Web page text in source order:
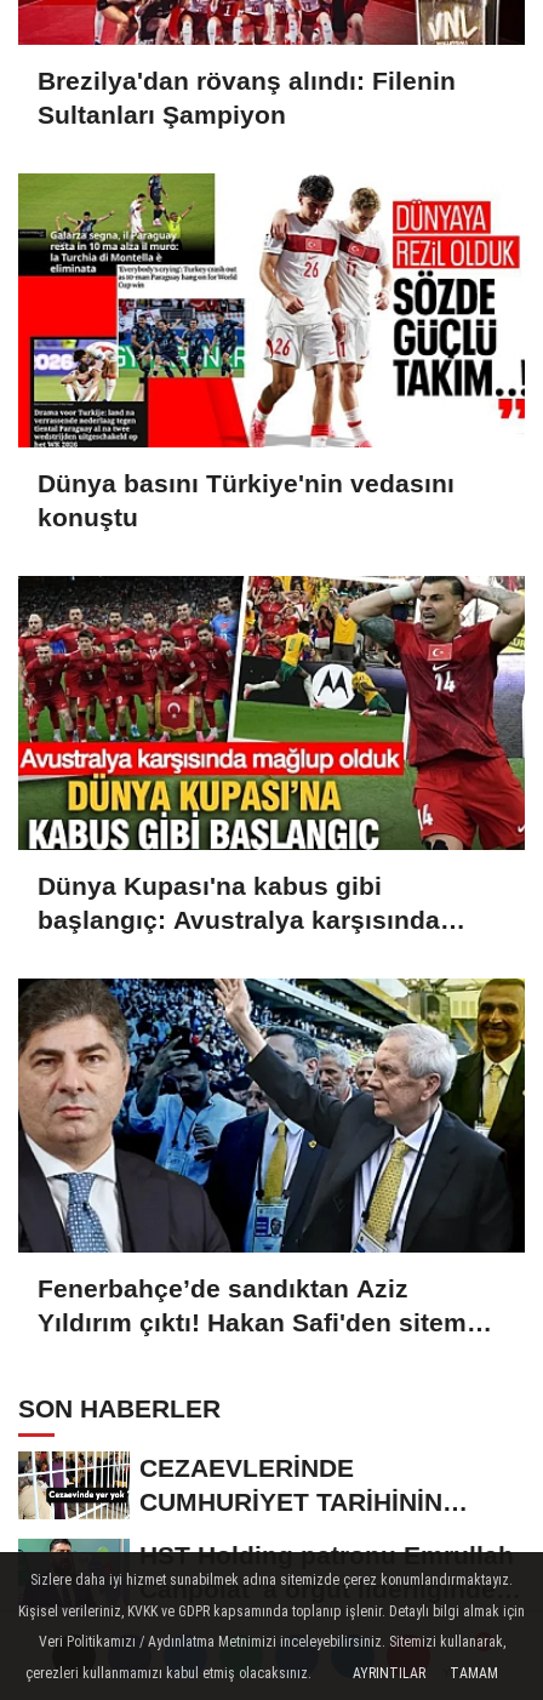
Yorumlar
Yorumlar
Brezilya'dan rövanş alındı: Filenin
Sultanları Şampiyon
Dünya basını Türkiye'nin vedasını
konuştu
Dünya Kupası'na kabus gibi
başlangıç: Avustralya karşısında
Fenerbahçe’de sandıktan Aziz
Yıldırım çıktı! Hakan Safi'den sitem
SON HABERLER
CEZAEVLERİNDE
CUMHURİYET TARİHİNİN
KİŞİ...
HST Holding patronu Emrullah
Canpolat 'a örgüt liderliğinden
iddianame...
Tasarruf finansman şirketlerine
sınırlama geldi
Yorumlar
Sizlere daha iyi hizmet sunabilmek adına sitemizde çerez konumlandırmaktayız.
Kişisel verileriniz, KVKK ve GDPR kapsamında toplanıp işlenir. Detaylı bilgi almak için
Veri Politikamızı / Aydınlatma Metnimizi inceleyebilirsiniz. Sitemizi kullanarak,
çerezleri kullanmamızı kabul etmiş olacaksınız.
AYRINTILAR TAMAM